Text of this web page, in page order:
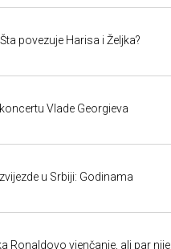
povezuje Harisa i Željka?
Vlade Georgieva
u Srbiji: Godinama
Ronaldovo vjenčanje, ali par nije